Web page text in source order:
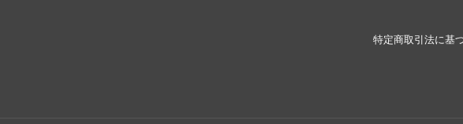
特定商取引法に基